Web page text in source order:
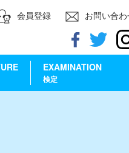
会員登録 お問い合
EXAMINATION
検定